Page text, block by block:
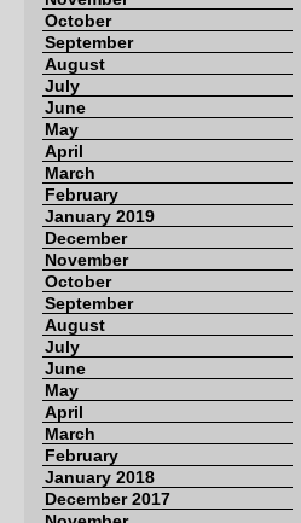
October
September
August
July
June
May
April
March
February
January 2019
December
November
October
September
August
July
June
May
April
March
February
January 2018
December 2017